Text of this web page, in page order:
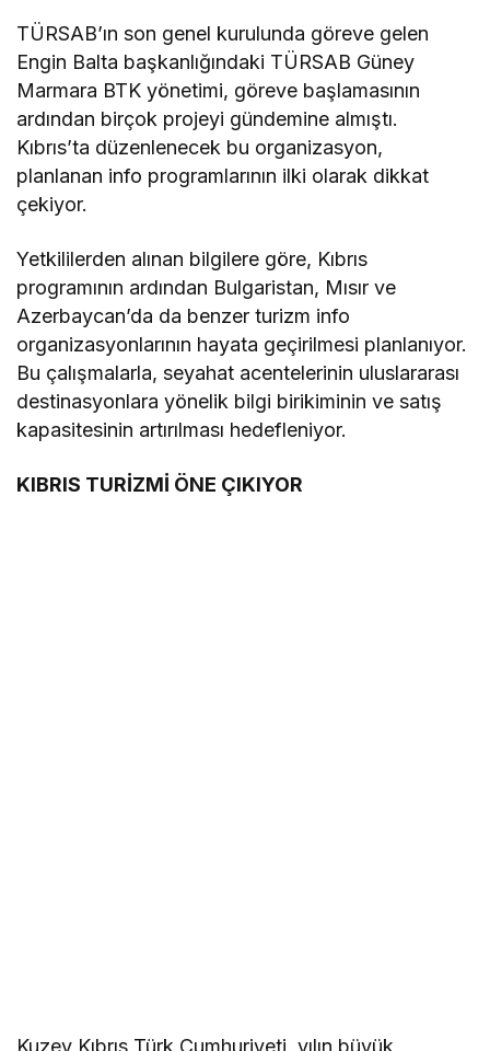
TÜRSAB’ın son genel kurulunda göreve gelen
Engin Balta başkanlığındaki TÜRSAB Güney
Marmara BTK yönetimi, göreve başlamasının
ardından birçok projeyi gündemine almıştı.
Kıbrıs’ta düzenlenecek bu organizasyon,
planlanan info programlarının ilki olarak dikkat
çekiyor.
Yetkililerden alınan bilgilere göre, Kıbrıs
programının ardından Bulgaristan, Mısır ve
Azerbaycan’da da benzer turizm info
organizasyonlarının hayata geçirilmesi planlanıyor.
Bu çalışmalarla, seyahat acentelerinin uluslararası
destinasyonlara yönelik bilgi birikiminin ve satış
kapasitesinin artırılması hedefleniyor.
KIBRIS TURİZMİ ÖNE ÇIKIYOR
Kuzey Kıbrıs Türk Cumhuriyeti, yılın büyük